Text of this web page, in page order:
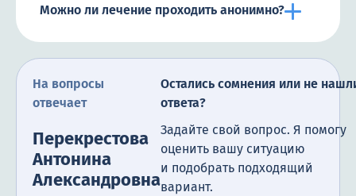
Можно ли лечение проходить анонимно?
На вопросы
отвечает
Перекрестова
Антонина
Александровна
Остались сомнения или не
ответа?
Задайте свой вопрос. Я помогу
оценить вашу ситуацию
и подобрать подходящий
вариант.